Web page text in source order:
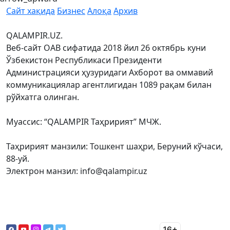
Сайт хақида Бизнес Алоқа Архив
QALAMPIR.UZ.
Веб-сайт ОАВ сифатида 2018 йил 26 октябрь куни
Ўзбекистон Республикаси Президенти
Администрацияси ҳузуридаги Ахборот ва оммавий
коммуникациялар агентлигидан 1089 рақам билан
рўйхатга олинган.
Муассис: “QALAMPIR Таҳририят” МЧЖ.
Таҳририят манзили: Тошкент шаҳри, Беруний кўчаси,
88-уй.
Электрон манзил: info@qalampir.uz